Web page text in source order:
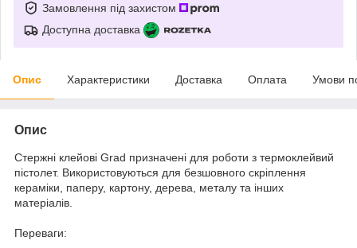
Замовлення під захистом
Доступна доставка
Опис Характеристики Доставка Оплата Умови
Опис
Стержні клейові Grad призначені для роботи з термоклейвий
пістолет. Використовуються для безшовного скріплення
кераміки, паперу, картону, дерева, металу та інших
матеріалів.
Переваги: